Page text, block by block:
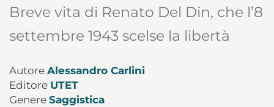
Breve vita di Renato Del Din, che l’8
settembre 1943 scelse la libertà
Autore Alessandro Carlini
Editore UTET
Genere Saggistica